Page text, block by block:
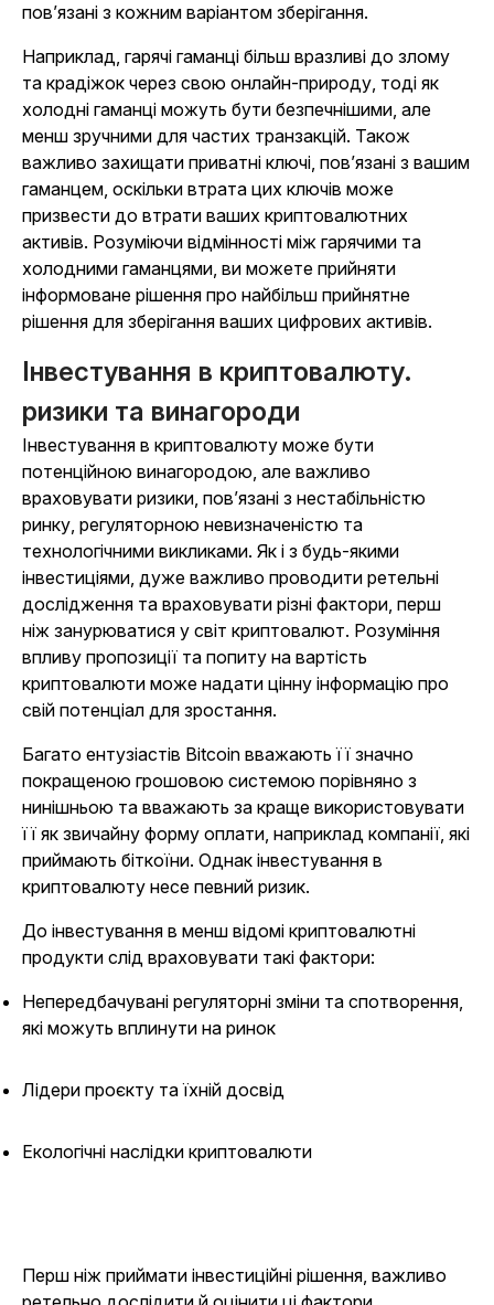
пов’язані з кожним варіантом зберігання.
Наприклад, гарячі гаманці більш вразливі до злому
та крадіжок через свою онлайн-природу, тоді як
холодні гаманці можуть бути безпечнішими, але
менш зручними для частих транзакцій. Також
важливо захищати приватні ключі, пов’язані з вашим
гаманцем, оскільки втрата цих ключів може
призвести до втрати ваших криптовалютних
активів. Розуміючи відмінності між гарячими та
холодними гаманцями, ви можете прийняти
інформоване рішення про найбільш прийнятне
рішення для зберігання ваших цифрових активів.
Інвестування в криптовалюту.
ризики та винагороди
Інвестування в криптовалюту може бути
потенційною винагородою, але важливо
враховувати ризики, пов’язані з нестабільністю
ринку, регуляторною невизначеністю та
технологічними викликами. Як і з будь-якими
інвестиціями, дуже важливо проводити ретельні
дослідження та враховувати різні фактори, перш
ніж занурюватися у світ криптовалют. Розуміння
впливу пропозиції та попиту на вартість
криптовалюти може надати цінну інформацію про
свій потенціал для зростання.
Багато ентузіастів Bitcoin вважають її значно
покращеною грошовою системою порівняно з
нинішньою та вважають за краще використовувати
її як звичайну форму оплати, наприклад компанії, які
приймають біткоїни. Однак інвестування в
криптовалюту несе певний ризик.
До інвестування в менш відомі криптовалютні
продукти слід враховувати такі фактори:
Непередбачувані регуляторні зміни та спотворення,
які можуть вплинути на ринок
Лідери проєкту та їхній досвід
Екологічні наслідки криптовалюти
Перш ніж приймати інвестиційні рішення, важливо